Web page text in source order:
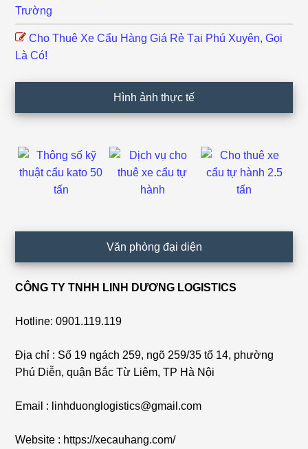
Trường
Cho Thuê Xe Cẩu Hàng Giá Rẻ Tại Phú Xuyên, Gọi
Là Có!
Hình ảnh thực tế
Văn phòng đại diện
CÔNG TY TNHH LINH DƯƠNG LOGISTICS
Hotline: 0901.119.119
Địa chỉ : Số 19 ngách 259, ngõ 259/35 tổ 14, phường
Phú Diễn, quận Bắc Từ Liêm, TP Hà Nội
Email : linhduonglogistics@gmail.com
Website : https://xecauhang.com/